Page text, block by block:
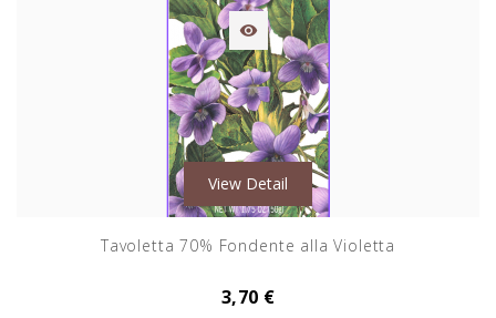

View Detail
Tavoletta 70% Fondente alla Violetta
3,70 €